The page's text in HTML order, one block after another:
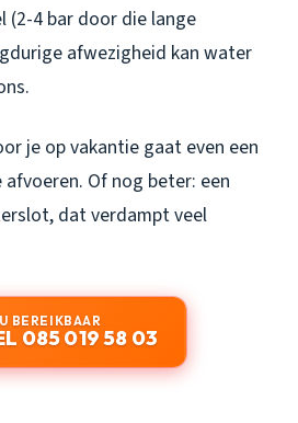
(2-4 bar door die lange
afwezigheid kan water
je op vakantie gaat even een
Of nog beter: een
dat verdampt veel
BEREIKBAAR
085 019 58 03